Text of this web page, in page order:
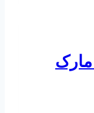
۲ اینچ مارک